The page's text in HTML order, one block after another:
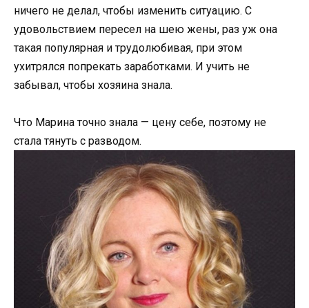
ничего не делал, чтобы изменить ситуацию. С
удовольствием пересел на шею жены, раз уж она
такая популярная и трудолюбивая, при этом
ухитрялся попрекать заработками. И учить не
забывал, чтобы хозяина знала.
Что Марина точно знала — цену себе, поэтому не
стала тянуть с разводом.